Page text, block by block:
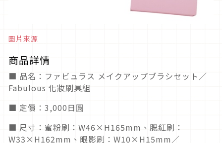
圖片來源
商品詳情
■ 品名：ファビュラス メイクアップブラシセット／
Fabulous 化妝刷具組
■ 定價：3,000日圓
■ 尺寸：蜜粉刷：W46×H165mm、腮紅刷：
W33×H162mm、眼影刷：W10×H15mm／